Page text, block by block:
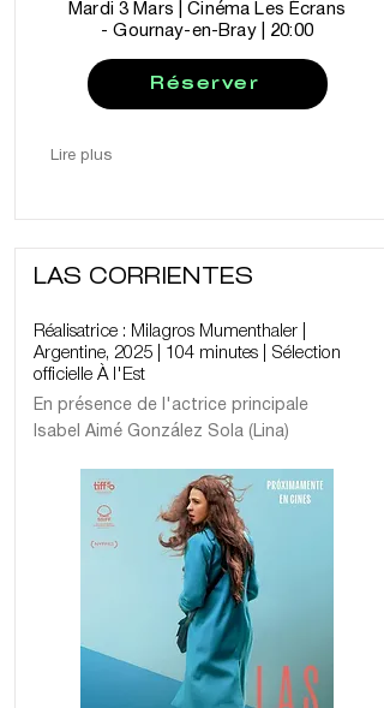
Mardi 3 Mars | Cinéma Les Écrans
- Gournay-en-Bray | 20:00
Réserver
Lire plus
LAS CORRIENTES
Réalisatrice : Milagros Mumenthaler |
Argentine, 2025 | 104 minutes | Sélection
officielle À l'Est
En présence de l'actrice principale
Isabel Aimé González Sola (Lina)